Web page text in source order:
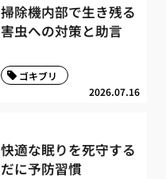
掃除機内部で生き残る
害虫への対策と助言
2026.07.16
ゴキブリ
快適な眠りを死守する
だに予防習慣